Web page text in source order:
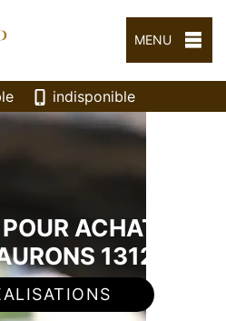
MENU
indisponible
ACHAT DE
13121